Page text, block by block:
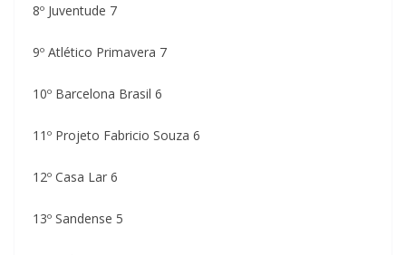
8º Juventude 7
9º Atlético Primavera 7
10º Barcelona Brasil 6
11º Projeto Fabricio Souza 6
12º Casa Lar 6
13º Sandense 5